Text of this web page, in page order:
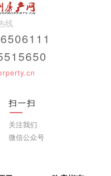
线
扫一扫
关注我们
微信公众号